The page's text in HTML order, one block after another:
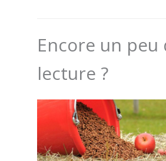
Encore un peu
lecture ?